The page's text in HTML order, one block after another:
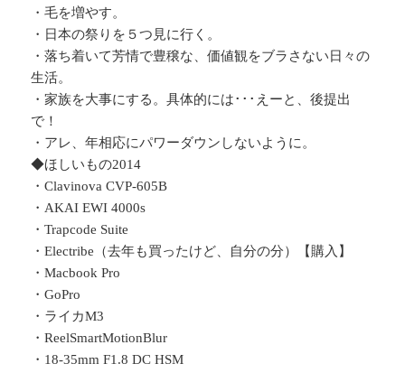
・毛を増やす。
・日本の祭りを５つ見に行く。
・落ち着いて芳情で豊穣な、価値観をブラさない日々の
生活。
・家族を大事にする。具体的には･･･えーと、後提出
で！
・アレ、年相応にパワーダウンしないように。
◆ほしいもの2014
・Clavinova CVP-605B
・AKAI EWI 4000s
・Trapcode Suite
・Electribe（去年も買ったけど、自分の分）【購入】
・Macbook Pro
・GoPro
・ライカM3
・ReelSmartMotionBlur
・18-35mm F1.8 DC HSM